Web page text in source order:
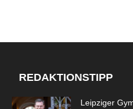
REDAKTIONSTIPP
Leipziger